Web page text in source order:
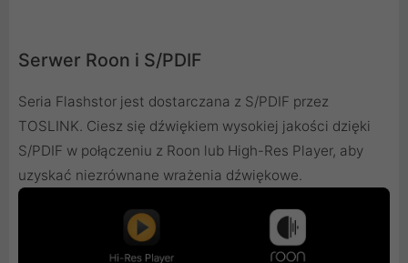
Serwer Roon i S/PDIF
Seria Flashstor jest dostarczana z S/PDIF przez
TOSLINK. Ciesz się dźwiękiem wysokiej jakości dzięki
S/PDIF w połączeniu z Roon lub High-Res Player, aby
uzyskać niezrównane wrażenia dźwiękowe.